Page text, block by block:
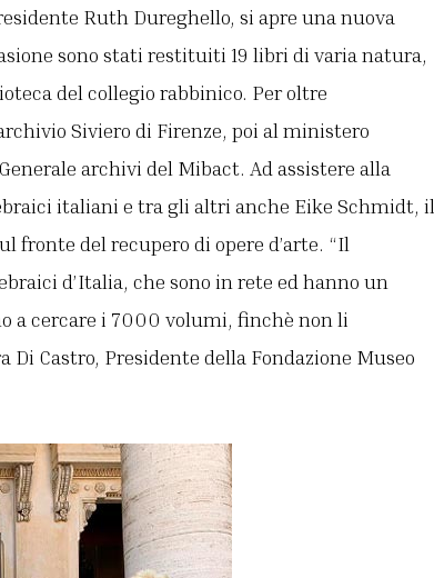
Ruth Dureghello, si apre una nuova
sono stati restituiti 19 libri di varia natura,
del collegio rabbinico. Per oltre
Siviero di Firenze, poi al ministero
archivi del Mibact. Ad assistere alla
italiani e tra gli altri anche Eike Schmidt, il
del recupero di opere d’arte. “Il
d’Italia, che sono in rete ed hanno un
a cercare i 7000 volumi, finchè non li
Di Castro, Presidente della Fondazione Museo